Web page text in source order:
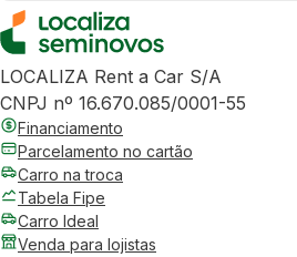
LOCALIZA Rent a Car S/A
CNPJ nº 16.670.085/0001-55
Financiamento
Parcelamento no cartão
Carro na troca
Tabela Fipe
Carro Ideal
Venda para lojistas